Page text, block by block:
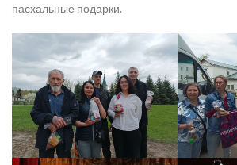
пасхальные подарки.